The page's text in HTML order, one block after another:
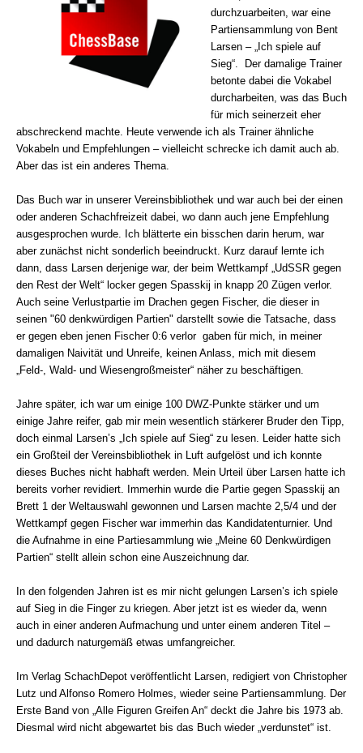
durchzuarbeiten, war eine
Partiensammlung von Bent
Larsen – „Ich spiele auf
Sieg“. Der damalige Trainer
betonte dabei die Vokabel
durcharbeiten, was das Buch
für mich seinerzeit eher
abschreckend machte. Heute verwende ich als Trainer ähnliche
Vokabeln und Empfehlungen – vielleicht schrecke ich damit auch ab.
Aber das ist ein anderes Thema.
Das Buch war in unserer Vereinsbibliothek und war auch bei der einen
oder anderen Schachfreizeit dabei, wo dann auch jene Empfehlung
ausgesprochen wurde. Ich blätterte ein bisschen darin herum, war
aber zunächst nicht sonderlich beeindruckt. Kurz darauf lernte ich
dann, dass Larsen derjenige war, der beim Wettkampf „UdSSR gegen
den Rest der Welt“ locker gegen Spasskij in knapp 20 Zügen verlor.
Auch seine Verlustpartie im Drachen gegen Fischer, die dieser in
seinen "60 denkwürdigen Partien" darstellt sowie die Tatsache, dass
er gegen eben jenen Fischer 0:6 verlor gaben für mich, in meiner
damaligen Naivität und Unreife, keinen Anlass, mich mit diesem
„Feld-, Wald- und Wiesengroßmeister“ näher zu beschäftigen.
Jahre später, ich war um einige 100 DWZ-Punkte stärker und um
einige Jahre reifer, gab mir mein wesentlich stärkerer Bruder den Tipp,
doch einmal Larsen’s „Ich spiele auf Sieg“ zu lesen. Leider hatte sich
ein Großteil der Vereinsbibliothek in Luft aufgelöst und ich konnte
dieses Buches nicht habhaft werden. Mein Urteil über Larsen hatte ich
bereits vorher revidiert. Immerhin wurde die Partie gegen Spasskij an
Brett 1 der Weltauswahl gewonnen und Larsen machte 2,5/4 und der
Wettkampf gegen Fischer war immerhin das Kandidatenturnier. Und
die Aufnahme in eine Partiesammlung wie „Meine 60 Denkwürdigen
Partien“ stellt allein schon eine Auszeichnung dar.
In den folgenden Jahren ist es mir nicht gelungen Larsen’s ich spiele
auf Sieg in die Finger zu kriegen. Aber jetzt ist es wieder da, wenn
auch in einer anderen Aufmachung und unter einem anderen Titel –
und dadurch naturgemäß etwas umfangreicher.
Im Verlag SchachDepot veröffentlicht Larsen, redigiert von Christopher
Lutz und Alfonso Romero Holmes, wieder seine Partiensammlung. Der
Erste Band von „Alle Figuren Greifen An“ deckt die Jahre bis 1973 ab.
Diesmal wird nicht abgewartet bis das Buch wieder „verdunstet“ ist.